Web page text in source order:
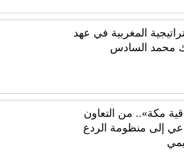
المغربية في عهد
محمد السادس
مكة».. من التعاون
إلى منظومة الردع